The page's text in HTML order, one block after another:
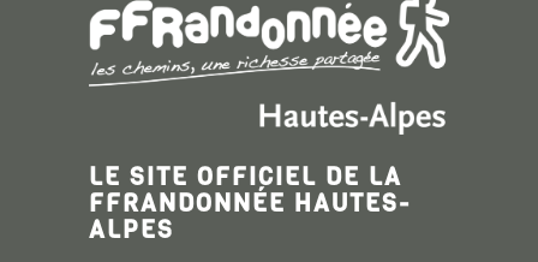
LE SITE OFFICIEL DE LA
FFRANDONNÉE HAUTES-
ALPES